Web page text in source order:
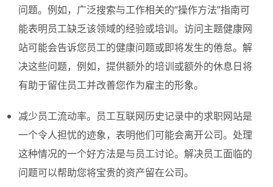
问题。例如，广泛搜索与工作相关的“操作方法”指南可
能表明员工缺乏该领域的经验或培训。访问主题健康网
站可能会告诉您员工的健康问题或即将发生的倦怠。解
决这些问题，例如，提供额外的培训或额外的休息日将
有助于留住员工并改善您作为雇主的形象。
减少员工流动率。员工互联网历史记录中的求职网站是
一个令人担忧的迹象，表明他们可能会离开公司。处理
这种情况的一个好方法是与员工讨论。解决员工面临的
问题可以帮助您将宝贵的资产留在公司。